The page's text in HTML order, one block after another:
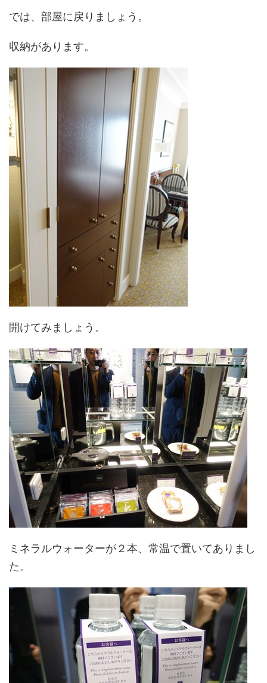
では、部屋に戻りましょう。
収納があります。
開けてみましょう。
ミネラルウォーターが２本、常温で置いてありまし
た。